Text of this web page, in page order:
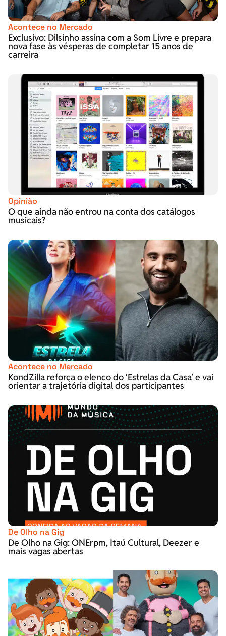
Acontece no Mercado
Exclusivo: Dilsinho assina com a Som Livre e prepara
nova fase às vésperas de completar 15 anos de
carreira
Opinião
O que ainda não entrou na conta dos catálogos
musicais?
Acontece no Mercado
KondZilla reforça o elenco do ‘Estrelas da Casa’ e vai
orientar a trajetória digital dos participantes
De Olho na Gig
De Olho na Gig: ONErpm, Itaú Cultural, Deezer e
mais vagas abertas